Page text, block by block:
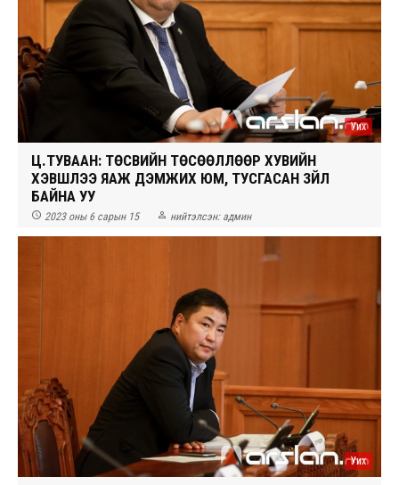
Уих
Ц.ТУВААН: ТӨСВИЙН ТӨСӨӨЛЛӨӨР ХУВИЙН
ХЭВШЛЭЭ ЯАЖ ДЭМЖИХ ЮМ, ТУСГАСАН ЗҮЙЛ
БАЙНА УУ
 2023 оны 6 сарын 15  нийтэлсэн: админ
Уих